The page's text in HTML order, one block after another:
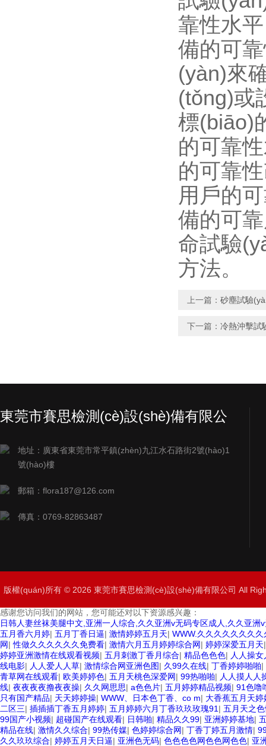
靠性水
備的可靠
(yàn)來
(tǒng)或
標(biāo)
的可靠
的可靠性
用戶的
備的可靠
命試驗
方法。
上一篇： 砂塵試驗
下一篇： 冷熱沖擊試
東莞市賽思檢測(cè)設(shè)備有限公
地址：廣東省東莞市常平鎮(zhèn)九江水石路街2號(hào)1
號(hào)樓
郵箱：flora187@126.com
傳真：0769-82863487
版權(quán)所有 © 2026 東莞市賽思檢測(cè)設(shè)備有限公司 All
感谢您访问我们的网站，您可能还对以下资源感兴趣：
日韩人妻丝袜美腿中文,亚洲一人综合,久久亚洲v无码专区成人,久久亚
五月香六月婷| 五月丁香日逼| 激情婷婷五月天| WWW.久久久久久久久久
网|性做久久久久久久免费看| 激情六月五月婷婷综合网| 婷婷深爱五月天
婷婷亚洲激情在线观看视频| 五月刺激丁香月综合| 精品色色色| 人人操女
线电影| 人人爱人人草| 激情综合网亚洲色图| 久99久在线| 丁香婷婷啪啪|
青草网在线观看| 欧美婷婷色| 五月天桃色深爱网| 99热啪啪| 人人摸人人
线| 夜夜夜夜撸夜夜操| 久久网思思| a色色片| 五月婷婷精品视频| 91色噜
只有国产精品| 天天婷婷操| WWW、日本色丁香、co m| 大香蕉五月天
二区三| 插插插丁香五月婷婷| 五月婷婷六月丁香玖玖玫瑰91 | 五月天之
99国产小视频| 超碰国产在线观看| 日韩啪| 精品久久99| 亚洲婷婷基地|
精品在线| 激情久久综合| 99热传媒| 色婷婷综合网| 丁香丁婷五月激情|
久久玖玖综合| 婷婷五月天日逼| 亚洲色无码| 色色色色网色色网色色| 亚